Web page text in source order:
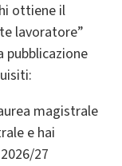
ottiene il
lavoratore”
pubblicazione
magistrale
e hai
27